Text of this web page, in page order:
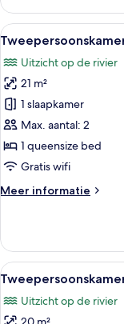
Junior
Suite
-
Rosacea
Alle
foto's
voor
uitzicht
op
rivier
laden
7
Uitzicht op de rivier
21 m²
1 slaapkamer
Max. aantal: 2
1 queensize bed
Gratis wifi
Meer informatie
Meer
uitzicht
op
rivier
Alle
foto's
voor
6
Uitzicht op de rivier